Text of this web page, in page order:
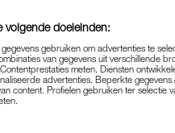
VOL
MET
AIDA
STEVENS
volgende doeleinden:
gebruiken om advertenties te
van gegevens uit verschillende
meten. Diensten
advertenties. Beperkte
content. Profielen gebruiken ter selectie